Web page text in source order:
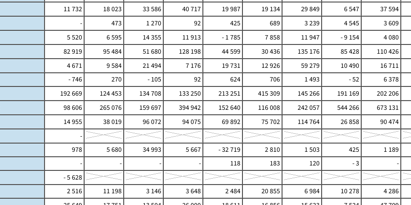
11 732 18 023 33 586 40 717 19 987 19 134 29 849 6 547
37 594
- 473 1 270 92 425 689 3 239 4 545
3 609
5 520 6 595 14 355 11 913 - 1 785 7 858 11 947 - 9 154
4 080
82 919 95 484 51 680 128 198 44 599 30 436 135 176 85 428
110 426
4 671 9 584 21 494 7 176 19 731 12 926 59 279 10 490
16 711
- 746 270 - 105 92 624 706 1 493 - 52
6 378
192 669 124 453 134 708 133 250 213 251 415 309 145 266 191 169
202 206
98 606 265 076 159 697 394 942 152 640 116 008 242 057 544 266
673 131
14 955 38 019 96 072 94 075 69 892 75 702 114 764 26 858
90 474
-
978 5 680 34 993 5 667 - 32 719 2 810 1 503 425
1 189
- - - - 118 183 120 - 3
-
- 5 628
2 516 11 198 3 146 3 648 2 484 20 855 6 984 10 278
4 286